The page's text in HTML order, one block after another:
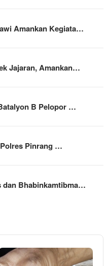
Amankan Kegiata…
Jajaran, Amankan…
B Pelopor …
Pinrang …
dan Bhabinkamtibma…